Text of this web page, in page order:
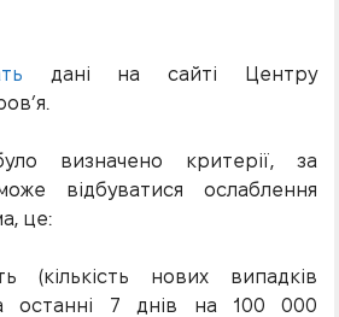
дані на сайті Центру
визначено критерії, за
відбуватися ослаблення
це:
(кількість нових випадків
останні 7 днів на 100 000